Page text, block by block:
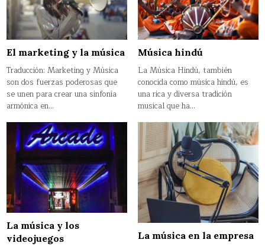
El marketing y la música
Traducción: Marketing y Música
son dos fuerzas poderosas que
se unen para crear una sinfonía
armónica en…
Música hindú
La Música Hindú, también
conocida como música hindú, es
una rica y diversa tradición
musical que ha…
La música y los
videojuegos
La música en la empresa